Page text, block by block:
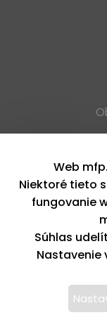
Copyright © 2026,
Tento web
Web
Niektoré tieto
fungovanie
Súhlas